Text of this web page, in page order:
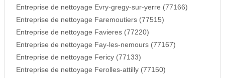
Entreprise de nettoyage Evry-gregy-sur-yerre (77166)
Entreprise de nettoyage Faremoutiers (77515)
Entreprise de nettoyage Favieres (77220)
Entreprise de nettoyage Fay-les-nemours (77167)
Entreprise de nettoyage Fericy (77133)
Entreprise de nettoyage Ferolles-attilly (77150)